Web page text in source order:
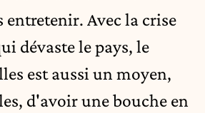
entretenir. Avec la crise
dévaste le pays, le
est aussi un moyen,
d'avoir une bouche en